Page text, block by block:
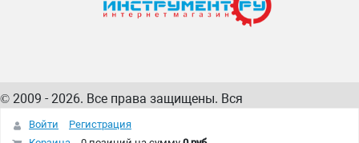
© 2009 - 2026. Все права защищены. Вся
информация на сайте – собственность
интернет-магазина
Войти
Регистрация